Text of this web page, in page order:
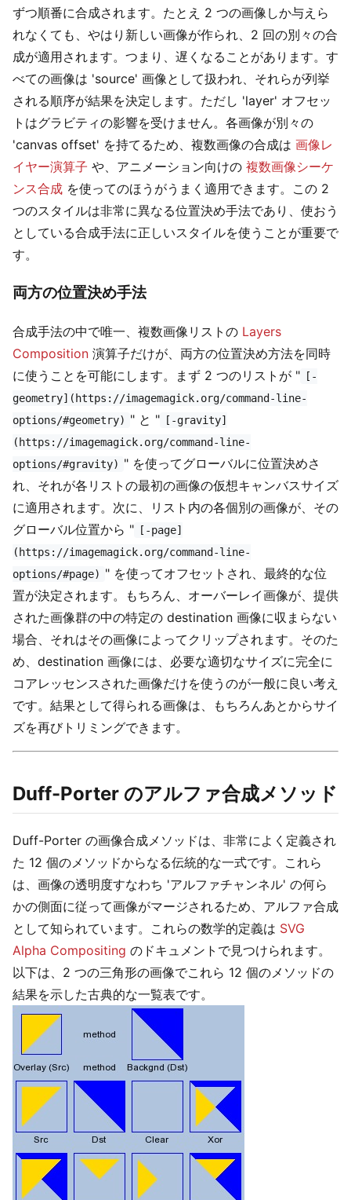
ずつ順番に合成されます。たとえ 2 つの画像しか与えら
れなくても、やはり新しい画像が作られ、2 回の別々の合
成が適用されます。つまり、遅くなることがあります。す
べての画像は 'source' 画像として扱われ、それらが列挙
される順序が結果を決定します。ただし 'layer' オフセッ
トはグラビティの影響を受けません。各画像が別々の
'canvas offset' を持てるため、複数画像の合成は 画像レ
イヤー演算子 や、アニメーション向けの 複数画像シーケ
ンス合成 を使ってのほうがうまく適用できます。この 2
つのスタイルは非常に異なる位置決め手法であり、使おう
としている合成手法に正しいスタイルを使うことが重要で
す。
両方の位置決め手法
合成手法の中で唯一、複数画像リストの Layers
Composition 演算子だけが、両方の位置決め方法を同時
に使うことを可能にします。まず 2 つのリストが "
[-
geometry](https://imagemagick.org/command-line-
options/#geometry) " と "
[-gravity]
(https://imagemagick.org/command-line-
options/#gravity) " を使ってグローバルに位置決めさ
れ、それが各リストの最初の画像の仮想キャンバスサイズ
に適用されます。次に、リスト内の各個別の画像が、その
グローバル位置から "
[-page]
(https://imagemagick.org/command-line-
options/#page) " を使ってオフセットされ、最終的な位
置が決定されます。もちろん、オーバーレイ画像が、提供
された画像群の中の特定の destination 画像に収まらない
場合、それはその画像によってクリップされます。そのた
め、destination 画像には、必要な適切なサイズに完全に
コアレッセンスされた画像だけを使うのが一般に良い考え
です。結果として得られる画像は、もちろんあとからサイ
ズを再びトリミングできます。
Duff-Porter のアルファ合成メソッド
Duff-Porter の画像合成メソッドは、非常によく定義され
た 12 個のメソッドからなる伝統的な一式です。これら
は、画像の透明度すなわち 'アルファチャンネル' の何ら
かの側面に従って画像がマージされるため、アルファ合成
として知られています。これらの数学的定義は SVG
Alpha Compositing のドキュメントで見つけられます。
以下は、2 つの三角形の画像でこれら 12 個のメソッドの
結果を示した古典的な一覧表です。